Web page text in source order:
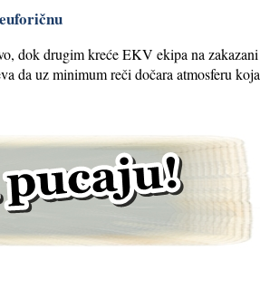
dok drugim kreće EKV ekipa na zakazani
da uz minimum reči dočara atmosferu koja